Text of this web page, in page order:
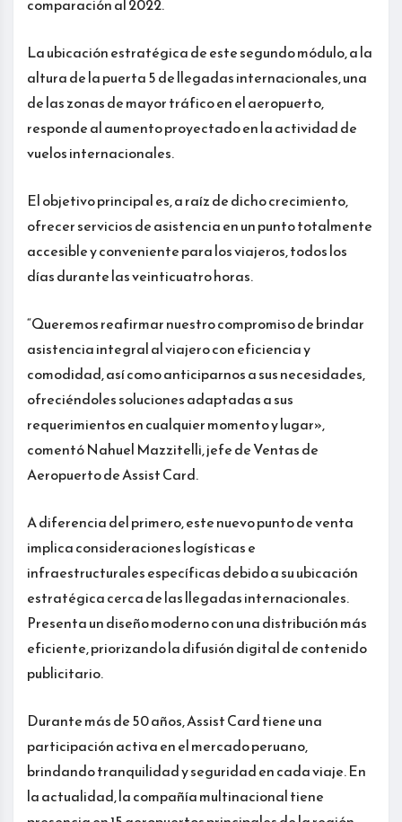
comparación al 2022.
La ubicación estratégica de este segundo módulo, a la
altura de la puerta 5 de llegadas internacionales, una
de las zonas de mayor tráfico en el aeropuerto,
responde al aumento proyectado en la actividad de
vuelos internacionales.
El objetivo principal es, a raíz de dicho crecimiento,
ofrecer servicios de asistencia en un punto totalmente
accesible y conveniente para los viajeros, todos los
días durante las veinticuatro horas.
“Queremos reafirmar nuestro compromiso de brindar
asistencia integral al viajero con eficiencia y
comodidad, así como anticiparnos a sus necesidades,
ofreciéndoles soluciones adaptadas a sus
requerimientos en cualquier momento y lugar»,
comentó Nahuel Mazzitelli, jefe de Ventas de
Aeropuerto de Assist Card.
A diferencia del primero, este nuevo punto de venta
implica consideraciones logísticas e
infraestructurales específicas debido a su ubicación
estratégica cerca de las llegadas internacionales.
Presenta un diseño moderno con una distribución más
eficiente, priorizando la difusión digital de contenido
publicitario.
Durante más de 50 años, Assist Card tiene una
participación activa en el mercado peruano,
brindando tranquilidad y seguridad en cada viaje. En
la actualidad, la compañía multinacional tiene